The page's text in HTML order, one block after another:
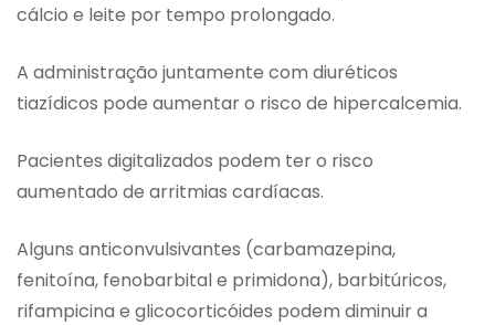
cálcio e leite por tempo prolongado.
A administração juntamente com diuréticos
tiazídicos pode aumentar o risco de hipercalcemia.
Pacientes digitalizados podem ter o risco
aumentado de arritmias cardíacas.
Alguns anticonvulsivantes (carbamazepina,
fenitoína, fenobarbital e primidona), barbitúricos,
rifampicina e glicocorticóides podem diminuir a